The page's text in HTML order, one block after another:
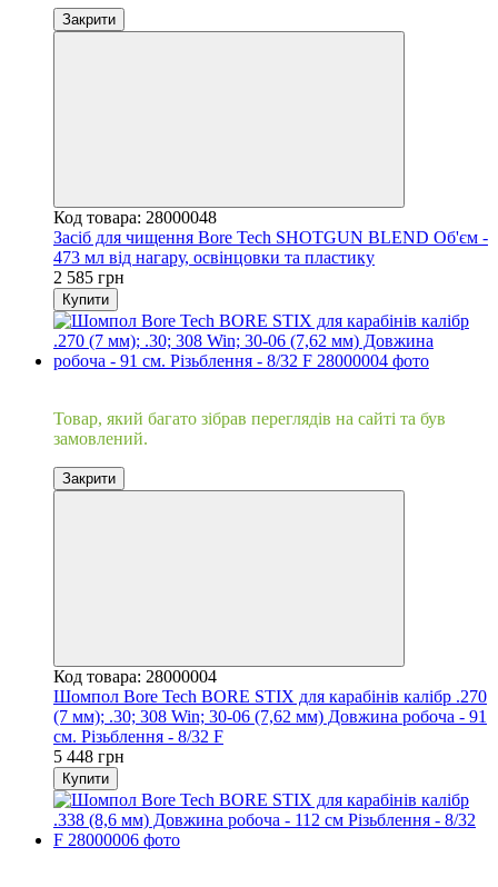
Закрити
Код товара: 28000048
Засіб для чищення Bore Tech SHOTGUN BLEND Об'єм -
473 мл від нагару, освінцовки та пластику
2 585 грн
Купити
Товар, який багато зібрав переглядів на сайті та був
замовлений.
Закрити
Код товара: 28000004
Шомпол Bore Tech BORE STIX для карабінів калібр .270
(7 мм); .30; 308 Win; 30-06 (7,62 мм) Довжина робоча - 91
см. Різьблення - 8/32 F
5 448 грн
Купити